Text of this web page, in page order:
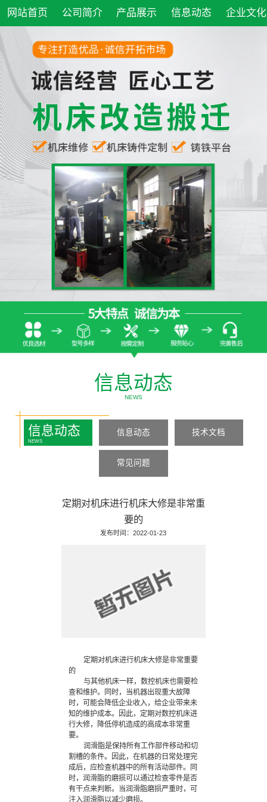
网站首页 公司简介 产品展示 信息动态 企业文化
信息动态
NEWS
信息动态
NEWS
信息动态 技术文档
常见问题
定期对机床进行机床大修是非常重
要的
发布时间：2022-01-23
定期对机床进行机床大修是非常重要
的
与其他机床一样，数控机床也需要检
查和维护。同时，当机器出现重大故障
时，可能会降低企业收入，给企业带来未
知的维护成本。因此，定期对数控机床进
行大修，降低停机造成的高成本非常重
要。
润滑脂是保持所有工作部件移动和切
割槽的条件。因此，在机器的日常处理完
成后，应检查机器中的所有活动部件。同
时，润滑脂的磨损可以通过检查零件是否
有干点来判断。当润滑脂磨损严重时，可
注入润滑脂以减少磨损。